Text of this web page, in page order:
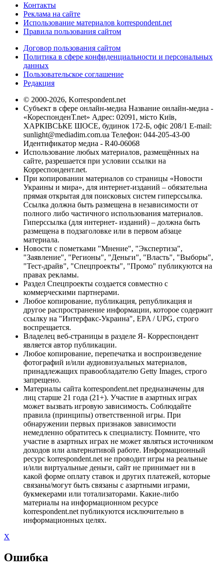
Контакты
Реклама на сайте
Использование материалов korrespondent.net
Правила пользования сайтом
Договор пользования сайтом
Политика в сфере конфиденциальности и персональных
данных
Пользовательское соглашение
Редакция
© 2000-2026, Korrespondent.net
Субъект в сфере онлайн-медиа Название онлайн-медиа -
«КореспонденТ.net» Адрес: 02091, місто Київ,
ХАРКІВСЬКЕ ШОСЕ, будинок 172-Б, офіс 208/1 E-mail:
sunlight@mediadim.com.ua Телефон: 044-205-43-00
Идентификатор медиа - R40-06068
Использование любых материалов, размещённых на
сайте, разрешается при условии ссылки на
Корреспондент.net.
При копировании материалов со страницы «Новости
Украины и мира», для интернет-изданий – обязательна
прямая открытая для поисковых систем гиперссылка.
Ссылка должна быть размещена в независимости от
полного либо частичного использования материалов.
Гиперссылка (для интернет- изданий) – должна быть
размещена в подзаголовке или в первом абзаце
материала.
Новости с пометками "Мнение", "Экспертиза",
"Заявление", "Регионы", "Деньги", "Власть", "Выборы",
"Тест-драйв", "Спецпроекты", "Промо" публикуются на
правах рекламы.
Раздел Спецпроекты создается совместно с
коммерческими партнерами.
Любое копирование, публикация, републикация и
другое распространение информации, которое содержит
ссылку на "Интерфакс-Украина", EPA / UPG, строго
воспрещается.
Владелец веб-страницы в разделе Я- Корреспондент
является автор публикации.
Любое копирование, перепечатка и воспроизведение
фотографий и/или аудиовизуальных материалов,
принадлежащих правообладателю Getty Images, строго
запрещено.
Материалы сайта korrespondent.net предназначены для
лиц старше 21 года (21+). Участие в азартных играх
может вызвать игровую зависимость. Соблюдайте
правила (принципы) ответственной игры. При
обнаружении первых признаков зависимости
немедленно обратитесь к специалисту. Помните, что
участие в азартных играх не может являться источником
доходов или альтернативой работе. Информационный
ресурс korrespondent.net не проводит игры на реальные
и/или виртуальные деньги, сайт не принимает ни в
какой форме оплату ставок и других платежей, которые
связаны/могут быть связаны с азартными играми,
букмекерами или тотализаторами. Какие-либо
материалы на информационном ресурсе
korrespondent.net публикуются исключительно в
информационных целях.
X
Ошибка